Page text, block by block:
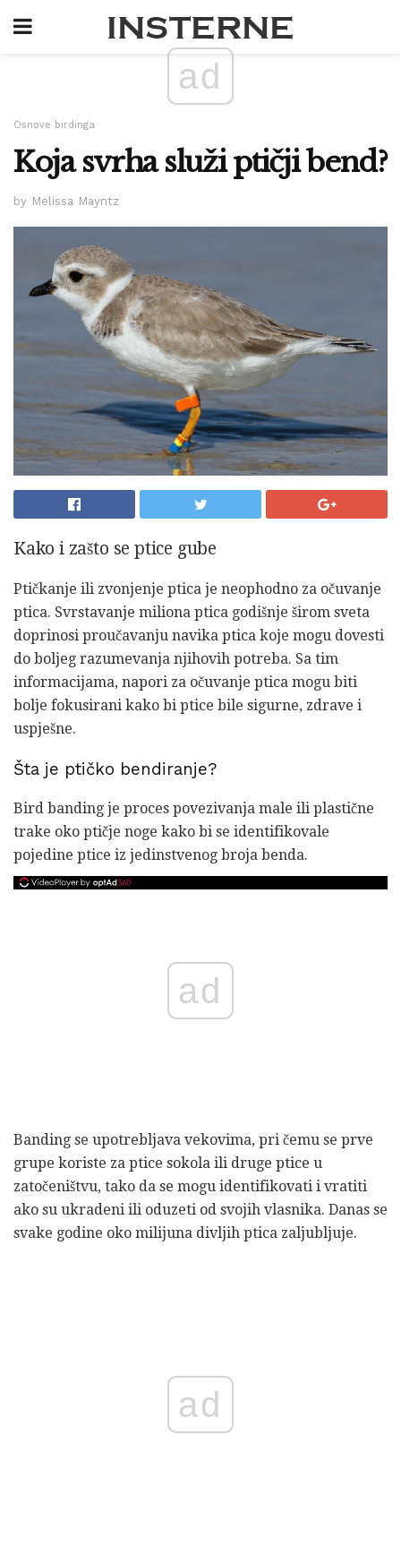
ad
Osnove birdinga
Koja svrha služi ptičji bend?
by Melissa Mayntz
Kako i zašto se ptice gube
Ptičkanje ili zvonjenje ptica je neophodno za očuvanje
ptica. Svrstavanje miliona ptica godišnje širom sveta
doprinosi proučavanju navika ptica koje mogu dovesti
do boljeg razumevanja njihovih potreba. Sa tim
informacijama, napori za očuvanje ptica mogu biti
bolje fokusirani kako bi ptice bile sigurne, zdrave i
uspješne.
Šta je ptičko bendiranje?
Bird banding je proces povezivanja male ili plastične
trake oko ptičje noge kako bi se identifikovale
pojedine ptice iz jedinstvenog broja benda.
ad
Banding se upotrebljava vekovima, pri čemu se prve
grupe koriste za ptice sokola ili druge ptice u
zatočeništvu, tako da se mogu identifikovati i vratiti
ako su ukradeni ili oduzeti od svojih vlasnika. Danas se
svake godine oko milijuna divljih ptica zaljubljuje.
ad